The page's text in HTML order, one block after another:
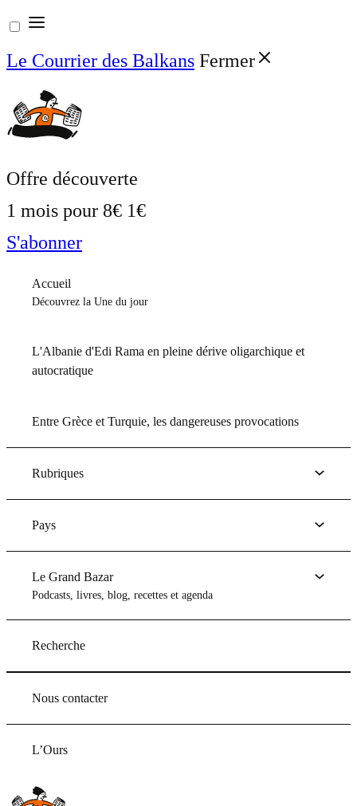
Aller
au
contenu
Le Courrier des Balkans Fermer
Offre découverte
1 mois pour 8€ 1€
S'abonner
Accueil
Découvrez la Une du jour
L'Albanie d'Edi Rama en pleine dérive oligarchique et
autocratique
Entre Grèce et Turquie, les dangereuses provocations
Rubriques
Pays
Le Grand Bazar
Podcasts, livres, blog, recettes et agenda
Recherche
Nous contacter
L’Ours